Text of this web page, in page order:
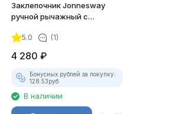
Заклепочник Jonnesway
ручной рычажный с
мм5.0 (1)
4 280 ₽
Бонусных рублей за покупку:
128.53руб.
В наличии